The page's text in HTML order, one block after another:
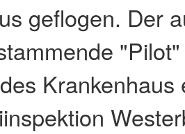
geflogen. Der
Krankenhaus